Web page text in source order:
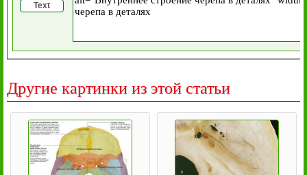
Text
Другие картинки из этой статьи